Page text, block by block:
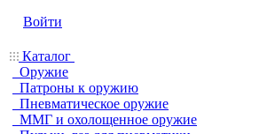
Войти
Каталог
Оружие
Патроны к оружию
Пневматическое оружие
ММГ и охолощенное оружие